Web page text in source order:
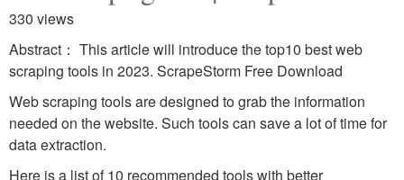
330 views
Abstract： This article will introduce the top10 best web
scraping tools in 2023. ScrapeStorm Free Download
Web scraping tools are designed to grab the information
needed on the website. Such tools can save a lot of time for
data extraction.
Here is a list of 10 recommended tools with better